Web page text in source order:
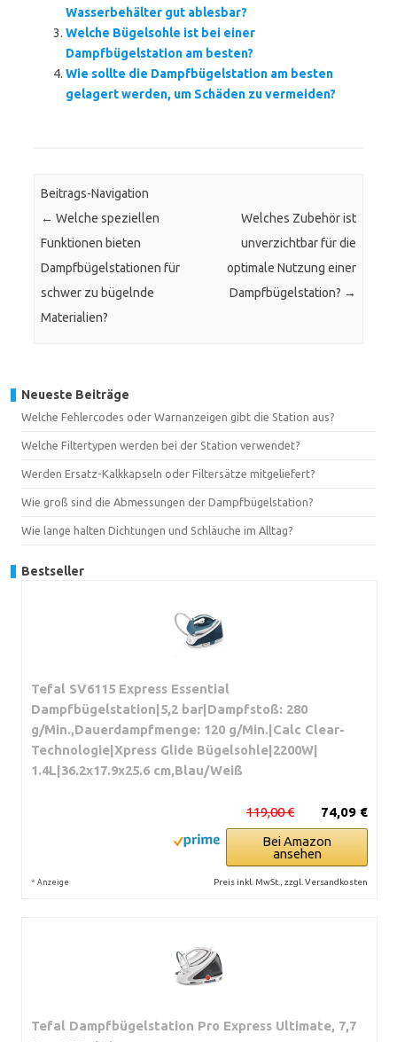
Wasserbehälter gut ablesbar?
Welche Bügelsohle ist bei einer
Dampfbügelstation am besten?
Wie sollte die Dampfbügelstation am besten
gelagert werden, um Schäden zu vermeiden?
Beitrags-Navigation
← Welche speziellen
Funktionen bieten
Dampfbügelstationen für
schwer zu bügelnde
Materialien?
Welches Zubehör ist
unverzichtbar für die
optimale Nutzung einer
Dampfbügelstation? →
Neueste Beiträge
Welche Fehlercodes oder Warnanzeigen gibt die Station aus?
Welche Filtertypen werden bei der Station verwendet?
Werden Ersatz-Kalkkapseln oder Filtersätze mitgeliefert?
Wie groß sind die Abmessungen der Dampfbügelstation?
Wie lange halten Dichtungen und Schläuche im Alltag?
Bestseller
Tefal SV6115 Express Essential
Dampfbügelstation|5,2 bar|Dampfstoß: 280
g/Min.,Dauerdampfmenge: 120 g/Min.|Calc Clear-
Technologie|Xpress Glide Bügelsohle|2200W|
1.4L|36.2x17.9x25.6 cm,Blau/Weiß
74,09 €
119,00 €
Bei Amazon
ansehen
* Anzeige Preis inkl. MwSt., zzgl. Versandkosten
Tefal Dampfbügelstation Pro Express Ultimate, 7,7